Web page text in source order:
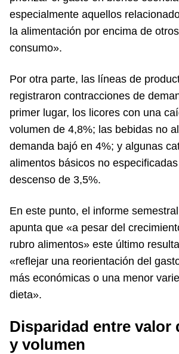
especialmente aquellos
la alimentación por encima de
consumo».
Por otra parte, las líneas de
registraron contracciones de
primer lugar, los licores con una
volumen de 4,8%; las bebidas no
demanda bajó en 4%; y algunas
alimentos básicos no
descenso de 3,5%.
En este punto, el informe
apunta que «a pesar del
rubro alimentos» este último
«reflejar una reorientación del
más económicas o una menor
dieta».
Disparidad entre valor
y volumen